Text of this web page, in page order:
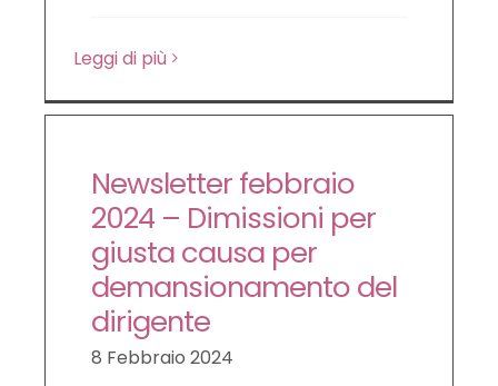
Leggi di più
Newsletter febbraio
2024 – Dimissioni per
giusta causa per
demansionamento del
dirigente
8 Febbraio 2024